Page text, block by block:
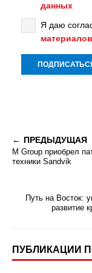
данных
Я даю
материалов
ПРЕДЫДУЩАЯ
M Group приобрел
техники Sandvik
Путь на Восток:
развитие
ПУБЛИКАЦИИ